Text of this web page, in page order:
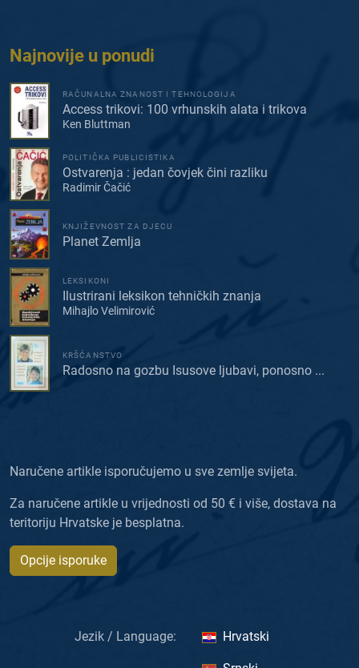
Najnovije u ponudi
RAČUNALNA ZNANOST I TEHNOLOGIJA
Access trikovi: 100 vrhunskih alata i trikova
Ken Bluttman
POLITIČKA PUBLICISTIKA
Ostvarenja : jedan čovjek čini razliku
Radimir Čačić
KNJIŽEVNOST ZA DJECU
Planet Zemlja
LEKSIKONI
Ilustrirani leksikon tehničkih znanja
Mihajlo Velimirović
KRŠĆANSTVO
Radosno na gozbu Isusove ljubavi, ponosno ...
Naručene artikle isporučujemo u sve zemlje svijeta.
Za naručene artikle u vrijednosti od 50 € i više, dostava na
teritoriju Hrvatske je besplatna.
Opcije isporuke
Jezik / Language: Hrvatski